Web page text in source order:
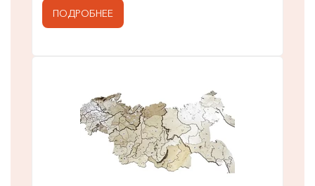
ПОДРОБНЕЕ